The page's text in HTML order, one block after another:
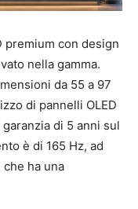
premium con design
nella gamma.
da 55 a 97
di pannelli OLED
di 5 anni sul
è di 165 Hz, ad
ha una